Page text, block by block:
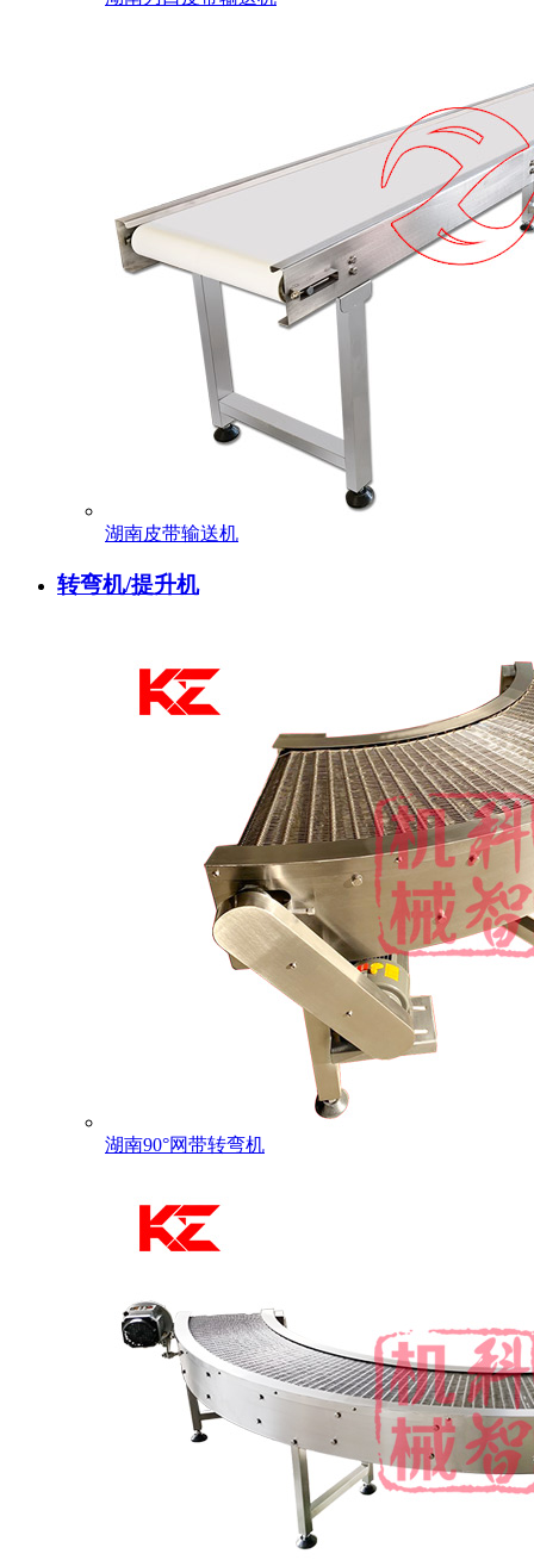
湖南皮带输送机
转弯机/提升机
湖南90°网带转弯机